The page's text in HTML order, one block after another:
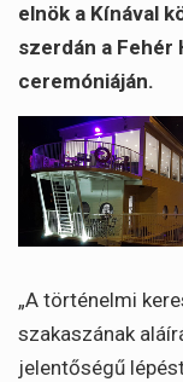
elnök a Kínával
szerdán a Fehér
ceremóniáján.
„A történelmi
szakaszának
jelentőségű